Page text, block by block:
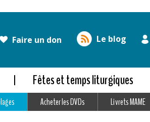
Faire un don Le blog
Fêtes et temps liturgiques
Acheter les DVDs Livrets MAME